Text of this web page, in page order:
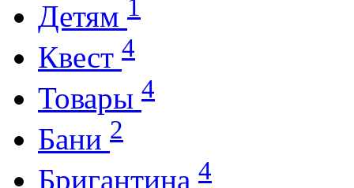
Детям 1
Квест 4
Товары 4
Бани 2
Бригантина 4